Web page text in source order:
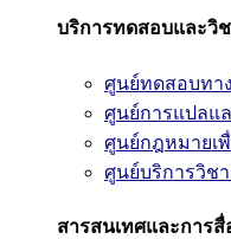
บริการทดสอบและวิ
ศูนย์ทดสอบทา
ศูนย์การแปลแ
ศูนย์กฎหมายเ
ศูนย์บริการวิช
สารสนเทศและการสื่